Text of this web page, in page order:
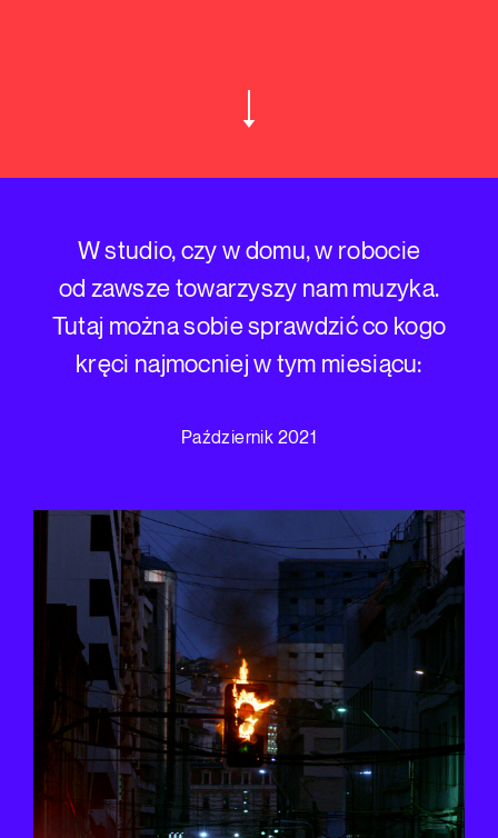
W studio, czy w domu, w robocie
od zawsze towarzyszy nam muzyka.
Tutaj można sobie sprawdzić co kogo
kręci najmocniej w tym miesiącu:
Październik 2021